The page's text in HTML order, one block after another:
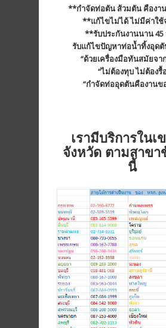
**กำจัดท่อตัน ส้วมตัน คืองา
**แก้ไขไม่ได้ ไม่มีค่าใ
**รับประกันงานนาน
รับแก้ไขปัญหาท่อน้ำทิ้งอุด
“ด้วยเครื่องมือทันสมัยจา
“ไม่ต้องทุบ ไม่ต้องรื้
“กำจัดท่ออุดตันคืองานขอ
เรามีบริการในเ
จังหวัด ตามสาขา
นี้